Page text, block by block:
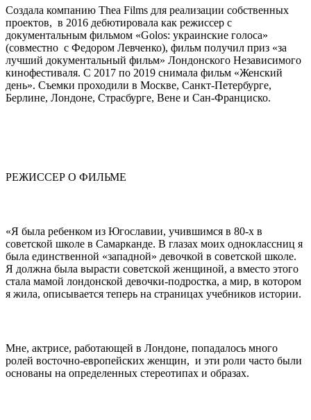
Создала компанию Thea Films для реализации собственных
проектов, в 2016 дебютировала как режиссер с
документальным фильмом «Golos: украинские голоса»
(совместно с Федором Левченко), фильм получил приз «за
лучший документальный фильм» Лондонского Независимого
кинофестиваля. С 2017 по 2019 снимала фильм «Женский
день». Съемки проходили в Москве, Санкт-Петербурге,
Берлине, Лондоне, Страсбурге, Вене и Сан-Франциско.
РЕЖИСCЕР О ФИЛЬМЕ
«Я была ребенком из Югославии, учившимся в 80-х в
советской школе в Самарканде. В глазах моих одноклассниц я
была единственной «западной» девочкой в советской школе.
Я должна была вырасти советской женщиной, а вместо этого
стала мамой лондонской девочки-подростка, а мир, в котором
я жила, описывается теперь на страницах учебников истории.
Мне, актрисе, работающей в Лондоне, попадалось много
ролей восточно-европейских женщин, и эти роли часто были
основаны на определенных стереотипах и образах.